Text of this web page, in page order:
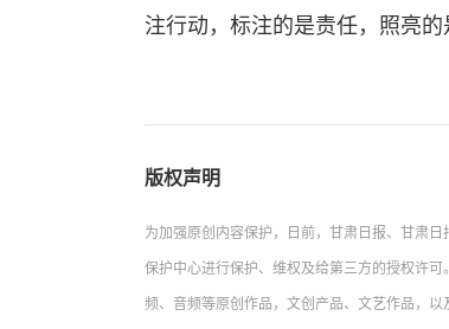
注行动，标注的是责任，照亮的
版权声明
为加强原创内容保护，日前，甘肃日报、甘肃
保护中心进行保护、维权及给第三方的授权许
频、音频等原创作品，文创产品、文艺作品，